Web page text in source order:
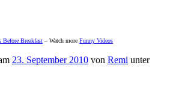
Before Breakfast – Watch more Funny Videos
23. September 2010 von Remi unter